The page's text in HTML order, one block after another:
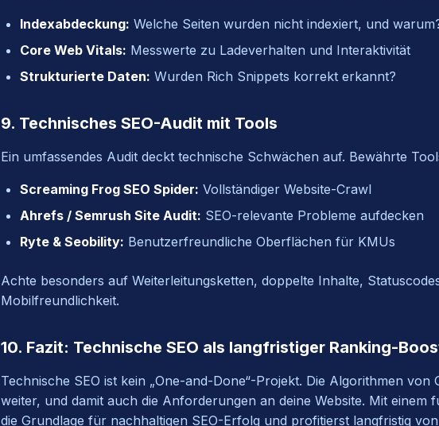
Indexabdeckung: Welche Seiten wurden nicht indexiert, und
Core Web Vitals: Messwerte zu Ladeverhalten und Interaktivität
Strukturierte Daten: Wurden Rich Snippets korrekt erkannt?
9. Technisches SEO-Audit mit Tools
Ein umfassendes Audit deckt technische Schwächen auf. Bewährte
Screaming Frog SEO Spider: Vollständiger Website-Crawl
Ahrefs / Semrush Site Audit: SEO-relevante Probleme aufdecken
Ryte & Seobility: Benutzerfreundliche Oberflächen für KMUs
Achte besonders auf Weiterleitungsketten, doppelte Inhalte,
Mobilfreundlichkeit.
10. Fazit: Technische SEO als langfristiger Ranking-
Technische SEO ist kein „One-and-Done“-Projekt. Die Algorithmen von
weiter, und damit auch die Anforderungen an deine Website. Mit einem
die Grundlage für nachhaltigen SEO-Erfolg und profitierst langfristig